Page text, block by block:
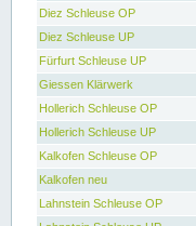
Diez Schleuse OP
Diez Schleuse UP
Fürfurt Schleuse UP
Giessen Klärwerk
Hollerich Schleuse OP
Hollerich Schleuse UP
Kalkofen Schleuse OP
Kalkofen neu
Lahnstein Schleuse OP